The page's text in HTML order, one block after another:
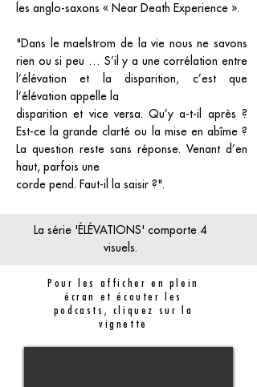
les anglo-saxons « Near Death Experience ».
"Dans le maelstrom de la vie nous ne savons
rien ou si peu … S’il y a une corrélation entre
l’élévation et la disparition, c’est que
l’élévation appelle la
disparition et vice versa. Qu’y a-t-il après ?
Est-ce la grande clarté ou la mise en abîme ?
La question reste sans réponse. Venant d’en
haut, parfois une
corde pend. Faut-il la saisir ?".
La série 'ÉLÉVATIONS' comporte 4
visuels.
Pour les afficher en plein
écran et écouter les
podcasts, cliquez sur la
vignette